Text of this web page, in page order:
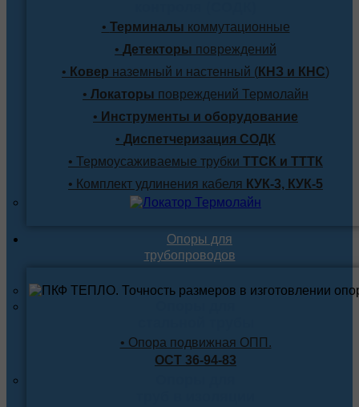
• Терминалы коммутационные
• Детекторы повреждений
• Ковер наземный и настенный (КНЗ и КНС)
• Локаторы повреждений Термолайн
• Инструменты и оборудование
• Диспетчеризация СОДК
• Термоусаживаемые трубки ТТСК и ТТТК
• Комплект удлинения кабеля КУК-3, КУК-5
Опоры для
трубопроводов
• Опора подвижная ОПП.
ОСТ 36-94-83